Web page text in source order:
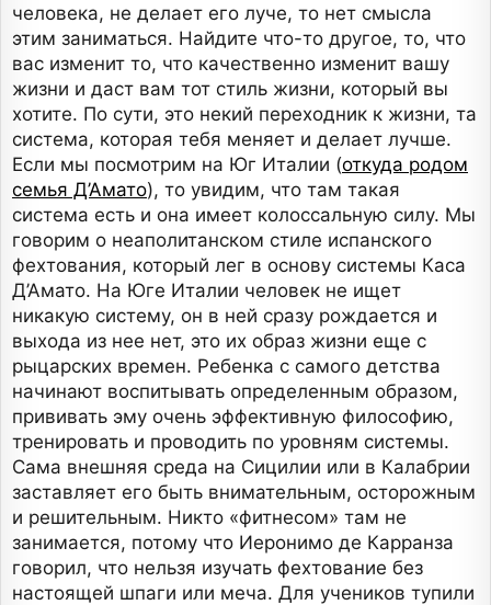
человека, не делает его луче, то нет смысла
этим заниматься. Найдите что-то другое, то, что
вас изменит то, что качественно изменит вашу
жизни и даст вам тот стиль жизни, который вы
хотите. По сути, это некий переходник к жизни, та
система, которая тебя меняет и делает лучше.
Если мы посмотрим на Юг Италии (откуда родом
семья Д’Амато), то увидим, что там такая
система есть и она имеет колоссальную силу. Мы
говорим о неаполитанском стиле испанского
фехтования, который лег в основу системы Каса
Д’Амато. На Юге Италии человек не ищет
никакую систему, он в ней сразу рождается и
выхода из нее нет, это их образ жизни еще с
рыцарских времен. Ребенка с самого детства
начинают воспитывать определенным образом,
прививать эму очень эффективную философию,
тренировать и проводить по уровням системы.
Сама внешняя среда на Сицилии или в Калабрии
заставляет его быть внимательным, осторожным
и решительным. Никто «фитнесом» там не
занимается, потому что Иеронимо де Карранза
говорил, что нельзя изучать фехтование без
настоящей шпаги или меча. Для учеников тупили